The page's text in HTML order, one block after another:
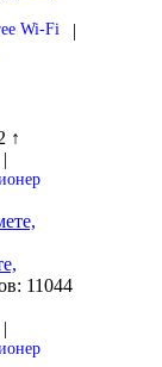
|
↑
|
11044
|